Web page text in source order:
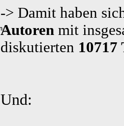
-> Damit haben
Autoren mit
diskutierten 10717
Und: